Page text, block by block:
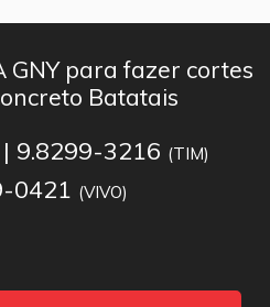
GNY para fazer cortes
Batatais
9.8299-3216 (TIM)
0421 (VIVO)